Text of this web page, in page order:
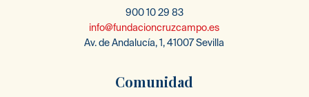
900 10 29 83
info@fundacioncruzcampo.es
Av. de Andalucía, 1, 41007 Sevilla
Comunidad